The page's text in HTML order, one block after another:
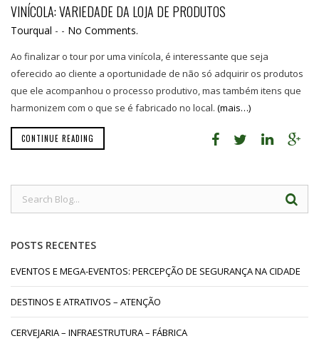
VINÍCOLA: VARIEDADE DA LOJA DE PRODUTOS
Tourqual - - No Comments.
Ao finalizar o tour por uma vinícola, é interessante que seja
oferecido ao cliente a oportunidade de não só adquirir os produtos
que ele acompanhou o processo produtivo, mas também itens que
harmonizem com o que se é fabricado no local. (mais…)
CONTINUE READING
POSTS RECENTES
EVENTOS E MEGA-EVENTOS: PERCEPÇÃO DE SEGURANÇA NA CIDADE
DESTINOS E ATRATIVOS – ATENÇÃO
CERVEJARIA – INFRAESTRUTURA – FÁBRICA